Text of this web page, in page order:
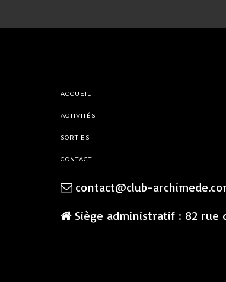
ACCUEIL
ACTIVITÉS
SORTIES
CONTACT
contact@club-
Siège administratif : 82 rue